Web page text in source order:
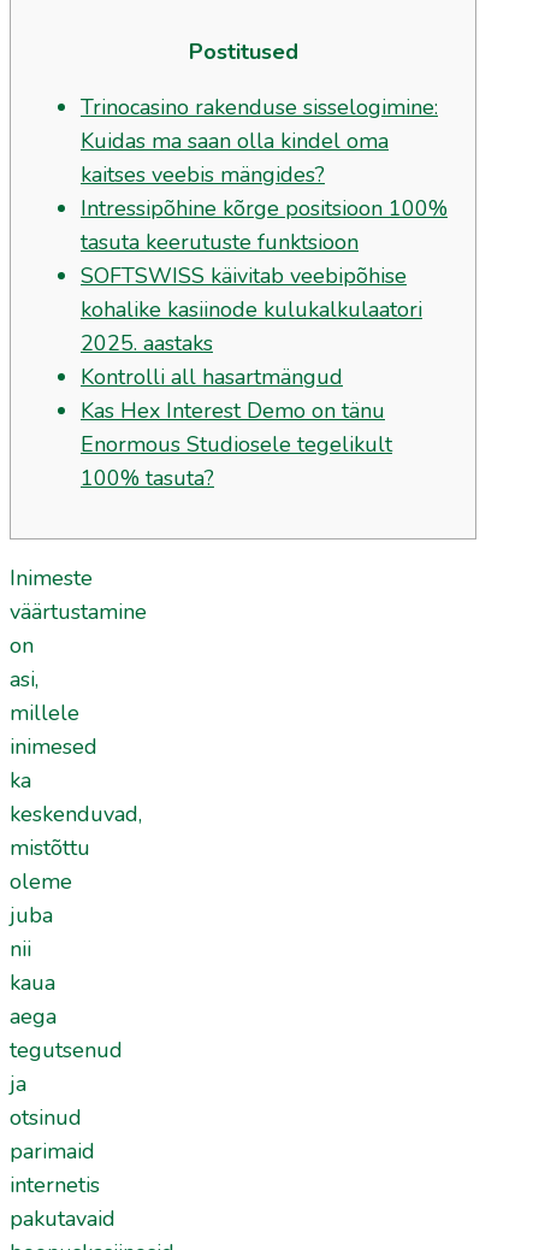
Postitused
Trinocasino rakenduse sisselogimine:
Kuidas ma saan olla kindel oma
kaitses veebis mängides?
Intressipõhine kõrge positsioon 100%
tasuta keerutuste funktsioon
SOFTSWISS käivitab veebipõhise
kohalike kasiinode kulukalkulaatori
2025. aastaks
Kontrolli all hasartmängud
Kas Hex Interest Demo on tänu
Enormous Studiosele tegelikult
100% tasuta?
Inimeste
väärtustamine
on
asi,
millele
inimesed
ka
keskenduvad,
mistõttu
oleme
juba
nii
kaua
aega
tegutsenud
ja
otsinud
parimaid
internetis
pakutavaid